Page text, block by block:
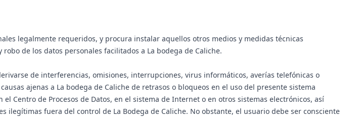
legalmente requeridos, y procura instalar aquellos otros medios y medidas técnicas
de los datos personales facilitados a La bodega de Caliche.
de interferencias, omisiones, interrupciones, virus informáticos, averías telefónicas o
ajenas a La bodega de Caliche de retrasos o bloqueos en el uso del presente sistema
Centro de Procesos de Datos, en el sistema de Internet o en otros sistemas electrónicos, así
fuera del control de La Bodega de Caliche. No obstante, el usuario debe ser consciente